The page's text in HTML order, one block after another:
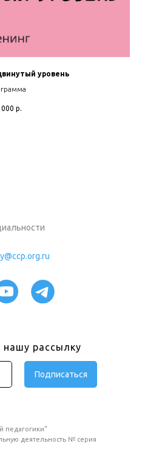
уровень
000 р.
Подписаться
педагогики"
деятельность № серия
рассылку